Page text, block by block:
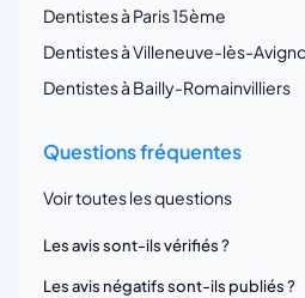
Dentistes à Paris 15ème
Dentistes à Villeneuve-lès-
Dentistes à Bailly-Romainvilliers
Questions fréquentes
Voir toutes les questions
Les avis sont-ils vérifiés ?
Les avis négatifs sont-ils publiés ?